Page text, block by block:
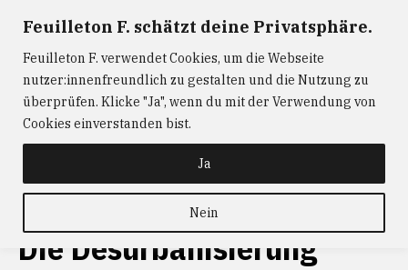
Feuilleton F. schätzt deine Privatsphäre.
Feuilleton F. verwendet Cookies, um die Webseite
nutzer:innenfreundlich zu gestalten und die Nutzung zu
überprüfen. Klicke "Ja", wenn du mit der Verwendung von
Cookies einverstanden bist.
Nein
Ja
Inhalt
springen
FEUILLETON F. — Journalismus mit Raum und Zeit
ABONNIEREN FEUILLETON F.
DER
W@RTIST
NEWS KONTAKT
schlagwort
Erfurt
Die Desurbanisierung